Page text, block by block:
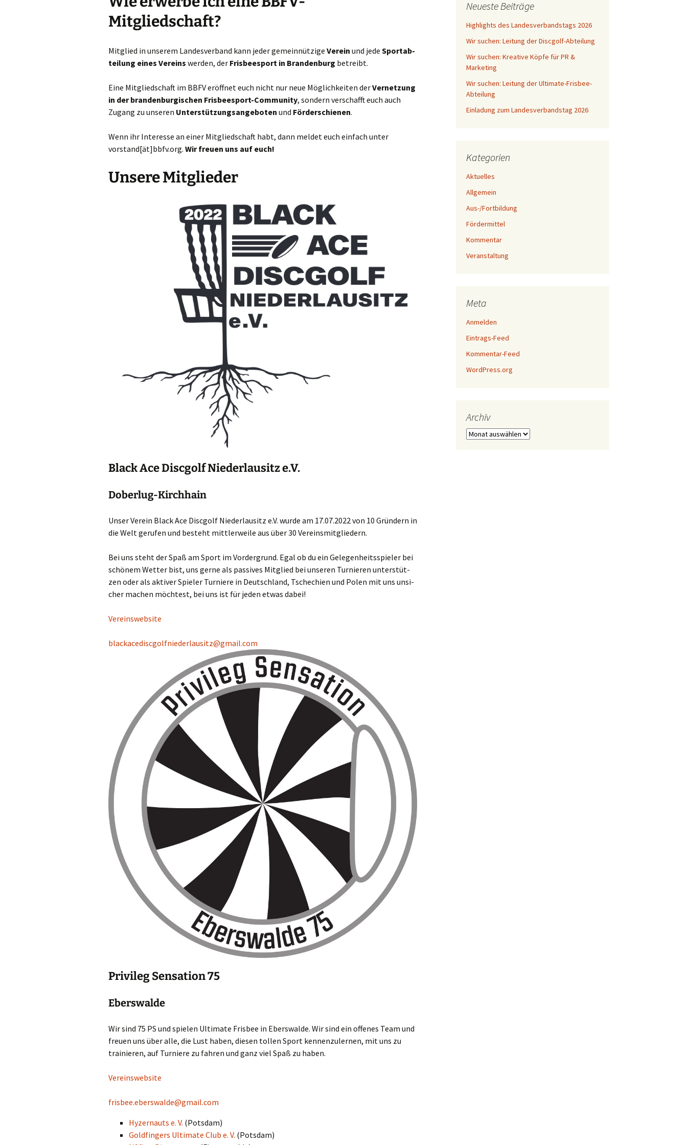
Satzung und Ordnungen
Sitzungsprotokolle
Mitgliedschaft?
Mit­glied in unse­rem Lan­des­ver­band kann jeder gemein­nüt­zi­ge Ver­ein und jede Sport­ab­
tei­lung eines Ver­eins wer­den, der Fris­bee­s­port in Bran­den­burg betreibt.
Eine Mit­glied­schaft im BBFV eröff­net euch nicht nur neue Mög­lich­kei­ten derVer­net­zung
in der bran­den­bur­gi­schen Fris­bee­s­port-Com­mu­ni­ty, son­dern ver­schafft euch auch
Zugang zu unse­ren Unter­stüt­zungs­an­ge­bo­ten und För­der­schie­nen.
Wenn ihr Inter­es­se an einer Mit­glied­schaft habt, dann mel­det euch ein­fach unter
vorstand[ät]bbfv.org. Wir freu­en uns auf euch!
Unsere Mitglieder
Black Ace Discgolf Niederlausitz e.V.
Doberlug-Kirchhain
Unser Ver­ein Black Ace Disc­golf Nie­der­lau­sitz e.V. wur­de am 17.07.2022 von 10 Grün­dern in
die Welt geru­fen und besteht mitt­ler­wei­le aus über 30 Vereinsmitgliedern.
Bei uns steht der Spaß am Sport im Vor­der­grund. Egal ob du ein Gele­gen­heits­spie­ler bei
schö­nem Wet­ter bist, uns ger­ne als pas­si­ves Mit­glied bei unse­ren Tur­nie­ren unter­stüt­
zen oder als akti­ver Spie­ler Tur­nie­re in Deutsch­land, Tsche­chi­en und Polen mit uns unsi­
cher machen möch­test, bei uns ist für jeden etwas dabei!
Ver­eins­web­site
blackacediscgolfniederlausitz@gmail.com
Privileg Sensation 75
Eberswalde
Wir sind 75 PS und spie­len Ulti­ma­te Fris­bee in Ebers­wal­de. Wir sind ein offe­nes Team und
freu­en uns über alle, die Lust haben, die­sen tol­len Sport ken­nen­zu­ler­nen, mit uns zu
trai­nie­ren, auf Tur­nie­re zu fah­ren und ganz viel Spaß zu haben.
Ver­eins­web­site
frisbee.eberswalde@gmail.com
Hyzer­n­auts e. V. (Pots­dam)
Gold­fin­gers Ulti­ma­te Club e. V. (Pots­dam)
Neueste Beiträge
Highlights des Landesverbandstags 2026
Wir suchen: Leitung der Discgolf-Abteilung
Wir suchen: Kreative Köpfe für PR &
Marketing
Wir suchen: Leitung der Ultimate-Frisbee-
Abteilung
Einladung zum Landesverbandstag 2026
Kategorien
Aktuelles
Allgemein
Aus-/Fortbildung
Fördermittel
Kommentar
Veranstaltung
Meta
Anmelden
Eintrags-Feed
Kommentar-Feed
WordPress.org
Archiv
Archiv